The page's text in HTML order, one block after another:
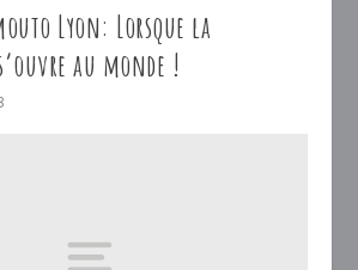
Lyon: Lorsque la
au monde !